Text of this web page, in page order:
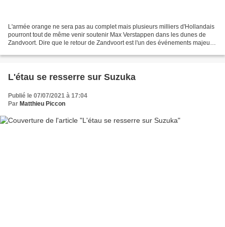
L'armée orange ne sera pas au complet mais plusieurs milliers d'Hollandais
pourront tout de même venir soutenir Max Verstappen dans les dunes de
Zandvoort. Dire que le retour de Zandvoort est l'un des événements majeurs
L'étau se resserre sur Suzuka
Publié le 07/07/2021 à 17:04
Par Matthieu Piccon